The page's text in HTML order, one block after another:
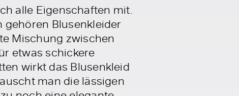
alle Eigenschaften mit.
gehören Blusenkleider
Mischung zwischen
etwas schickere
wirkt das Blusenkleid
man die lässigen